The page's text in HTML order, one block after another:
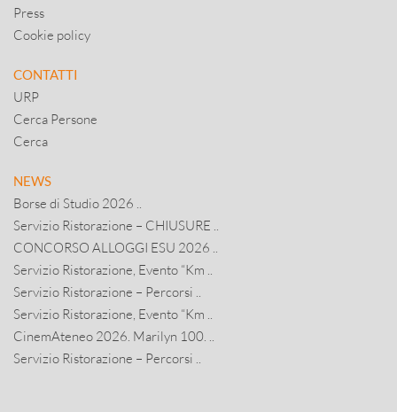
Press
Cookie policy
CONTATTI
URP
Cerca Persone
Cerca
NEWS
Borse di Studio 2026 ..
Servizio Ristorazione – CHIUSURE ..
CONCORSO ALLOGGI ESU 2026 ..
Servizio Ristorazione, Evento “Km ..
Servizio Ristorazione – Percorsi ..
Servizio Ristorazione, Evento “Km ..
CinemAteneo 2026. Marilyn 100. ..
Servizio Ristorazione – Percorsi ..